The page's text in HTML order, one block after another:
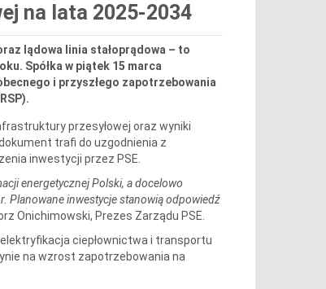
na lata 2025-2034
lądowa linia stałoprądowa – to
Spółka w piątek 15 marca
i przyszłego zapotrzebowania
przesyłowej oraz wyniki
trafi do uzgodnienia z
inwestycji przez PSE.
energetycznej Polski, a docelowo
Planowane inwestycje stanowią odpowiedź
Onichimowski, Prezes Zarządu PSE.
ciepłownictwa i transportu
na wzrost zapotrzebowania na